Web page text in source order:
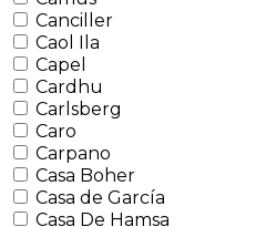
Canciller
Caol Ila
Capel
Cardhu
Carlsberg
Caro
Carpano
Casa Boher
Casa de García
Casa De Hamsa